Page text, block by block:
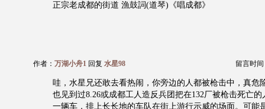
正宗老成都的街道 漁鼓詞(道琴)《唱成都》
作者： 万湖小舟1 回复 水星98 留言时间
哇，水星兄还敢去看热闹，你旁边的人都被枪击中，真危
也见到过8.26或成都工人造反兵团把在132厂被枪击死亡
一辆车，排上长长地的车队在街上游行示威的场面。可能